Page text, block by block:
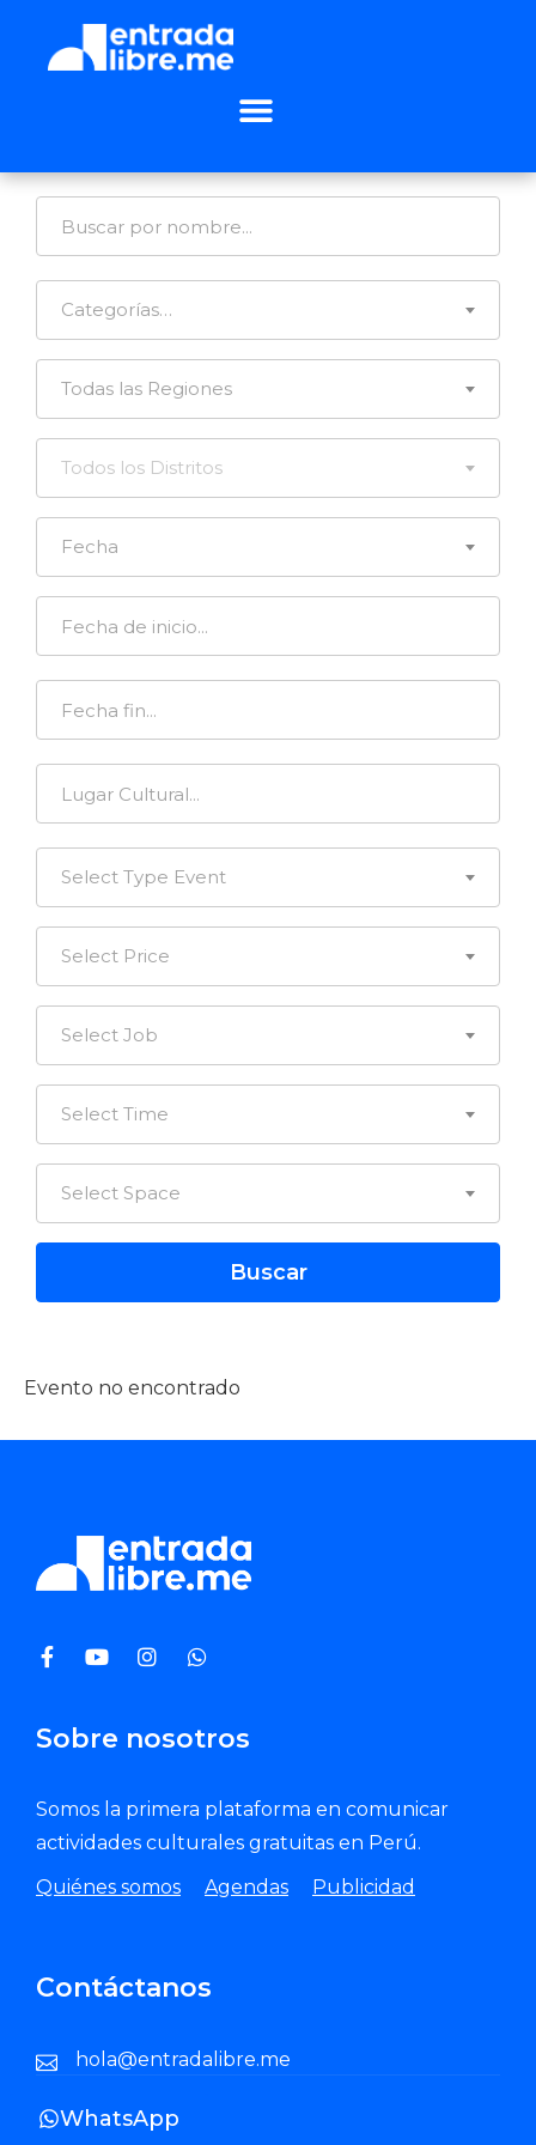
Categorías…
Todas las Regiones
Todos los Distritos
Fecha
Select Type Event
Select Price
Select Job
Select Time
Select Space
Evento no encontrado
Sobre nosotros
Somos la primera plataforma en comunicar
actividades culturales gratuitas en Perú.
Quiénes somos
Agendas Publicidad
Contáctanos
hola@entradalibre.me
WhatsApp